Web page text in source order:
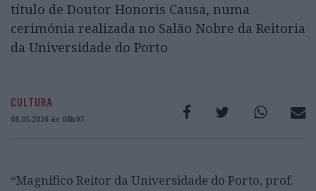
título de Doutor Honoris Causa, numa
cerimónia realizada no Salão Nobre da Reitoria
da Universidade do Porto
CULTURA
08.05.2026 às 08h07
“Magnífico Reitor da Universidade do Porto, prof.